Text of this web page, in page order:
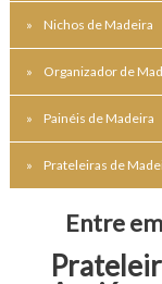
Nichos de Madeira
Organizador de
Painéis de Madeira
Prateleiras de
Entre